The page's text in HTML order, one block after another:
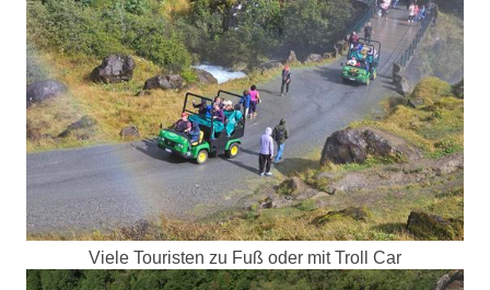
Viele Touristen zu Fuß oder mit Troll Car